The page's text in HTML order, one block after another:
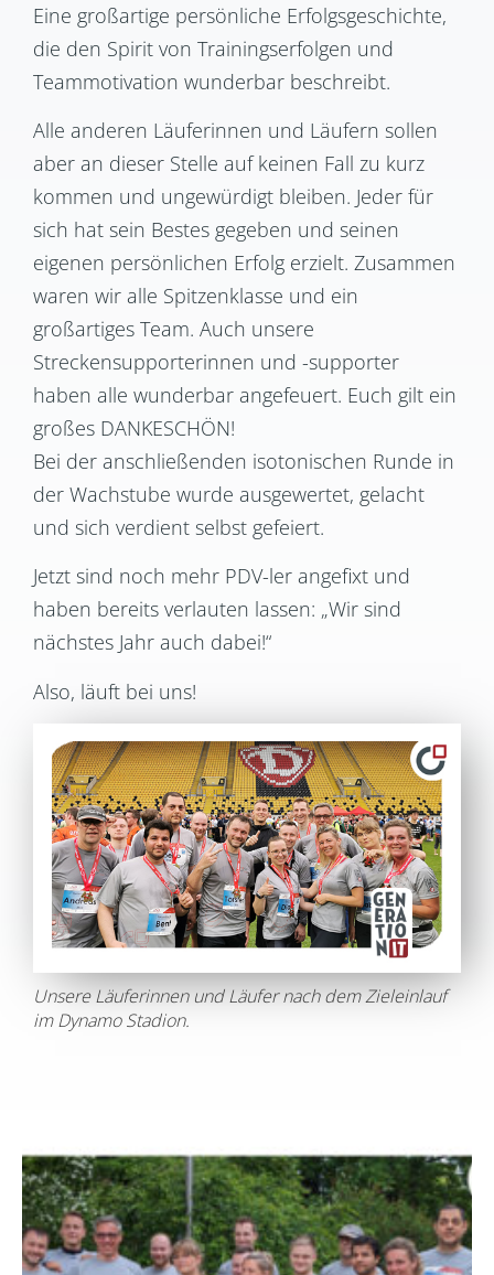
Unsere Läuferinnen und Läufer nach dem Zieleinlauf
im Dynamo Stadion.
Eine großartige persönliche Erfolgsgeschichte,
die den Spirit von Trainingserfolgen und
Teammotivation wunderbar beschreibt.
Alle anderen Läuferinnen und Läufern sollen
aber an dieser Stelle auf keinen Fall zu kurz
kommen und ungewürdigt bleiben. Jeder für
sich hat sein Bestes gegeben und seinen
eigenen persönlichen Erfolg erzielt. Zusammen
waren wir alle Spitzenklasse und ein
großartiges Team. Auch unsere
Streckensupporterinnen und -supporter
haben alle wunderbar angefeuert. Euch gilt ein
großes DANKESCHÖN!
Bei der anschließenden isotonischen Runde in
der Wachstube wurde ausgewertet, gelacht
und sich verdient selbst gefeiert.
Jetzt sind noch mehr PDV-ler angefixt und
haben bereits verlauten lassen: „Wir sind
nächstes Jahr auch dabei!“
Also, läuft bei uns!